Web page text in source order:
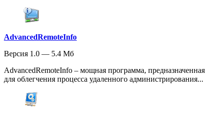
AdvancedRemoteInfo
Версия 1.0 — 5.4 Мб
AdvancedRemoteInfo – мощная программа, предназначенная
для облегчения процесса удаленного администрирования...